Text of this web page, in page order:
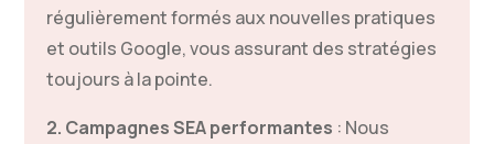
régulièrement formés aux nouvelles pratiques
et outils Google, vous assurant des stratégies
toujours à la pointe.
2. Campagnes SEA performantes : Nous